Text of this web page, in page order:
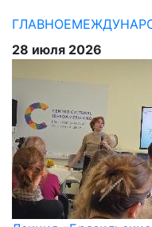
ГЛАВНОЕ
28 июля 2026